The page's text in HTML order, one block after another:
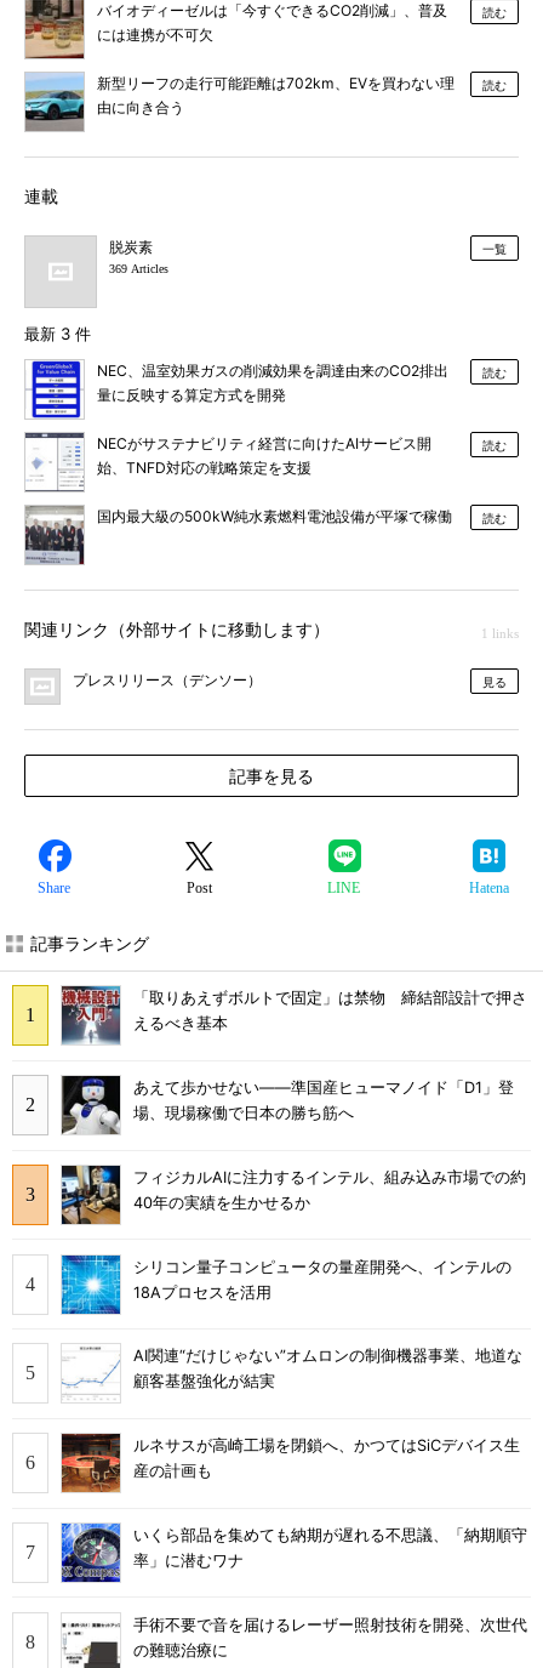
バイオディーゼルは「今すぐできるCO2削減」、普及
には連携が不可欠
読む
新型リーフの走行可能距離は702km、EVを買わない理
由に向き合う
読む
連載
脱炭素
369 Articles
一覧
最新 3 件
NEC、温室効果ガスの削減効果を調達由来のCO2排出
量に反映する算定方式を開発
読む
NECがサステナビリティ経営に向けたAIサービス開
始、TNFD対応の戦略策定を支援
読む
国内最大級の500kW純水素燃料電池設備が平塚で稼働 読む
関連リンク（外部サイトに移動します） 1 links
プレスリリース（デンソー） 見る
記事を見る
Share Post LINE Hatena
記事ランキング
「取りあえずボルトで固定」は禁物 締結部設計で押さ
えるべき基本
あえて歩かせない――準国産ヒューマノイド「D1」登
場、現場稼働で日本の勝ち筋へ
フィジカルAIに注力するインテル、組み込み市場での約
40年の実績を生かせるか
シリコン量子コンピュータの量産開発へ、インテルの
18Aプロセスを活用
AI関連“だけじゃない”オムロンの制御機器事業、地道な
顧客基盤強化が結実
ルネサスが高崎工場を閉鎖へ、かつてはSiCデバイス生
産の計画も
いくら部品を集めても納期が遅れる不思議、「納期順守
率」に潜むワナ
手術不要で音を届けるレーザー照射技術を開発、次世代
の難聴治療に